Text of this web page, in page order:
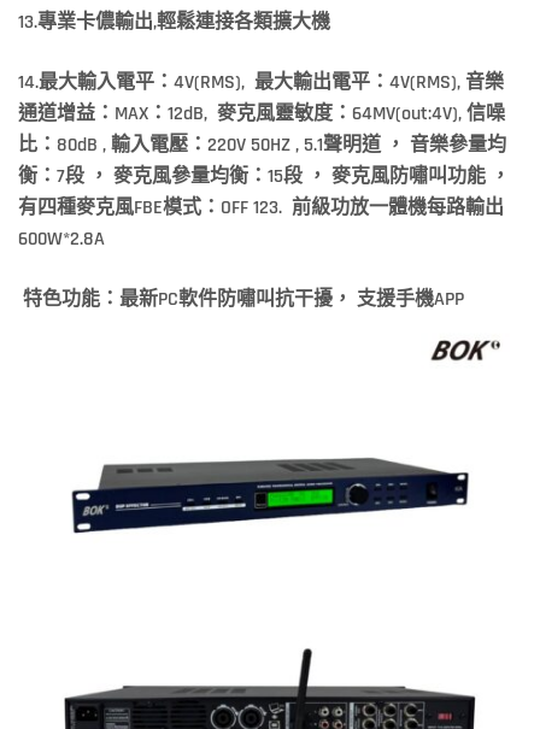
13.專業卡儂輸出,輕鬆連接各類擴大機
14.最大輸入電平：4V(RMS), 最大輸出電平：4V(RMS), 音樂
通道增益：MAX ：12dB, 麥克風靈敏度：64MV(out:4V),信噪
比：80dB ,輸入電壓：220V 50HZ , 5.1聲明道 ， 音樂參量均
衡：7段 ， 麥克風參量均衡：15段 ， 麥克風防嘯叫功能 ，
有四種麥克風FBE模式：OFF 123. 前級功放一體機每路輸出
600W*2.8A
特色功能：最新PC軟件防嘯叫抗干擾， 支援手機APP